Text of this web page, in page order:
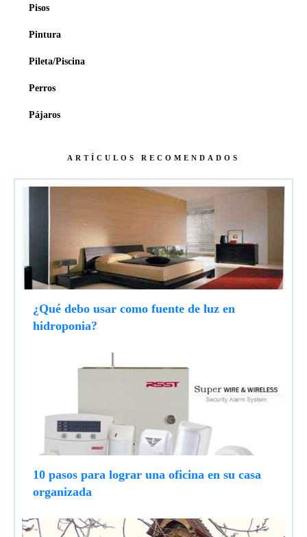
Pisos
Pintura
Pileta/Piscina
Perros
Pájaros
ARTÍCULOS RECOMENDADOS
¿Qué debo usar como fuente de luz en
hidroponia?
10 pasos para lograr una oficina en su casa
organizada